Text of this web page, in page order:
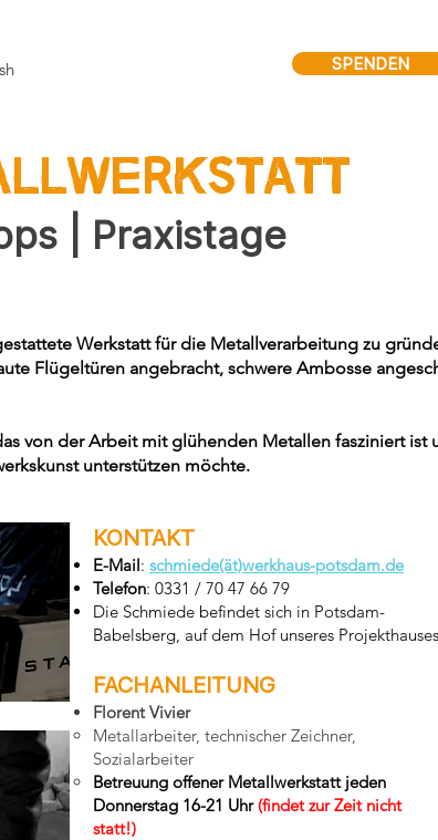
SPENDEN
| Praxistage
Werkstatt für die Metallverarbeitung zu
Flügeltüren angebracht, schwere Ambosse
von der Arbeit mit glühenden Metallen fasziniert ist
unterstützen möchte.
KONTAKT
E-Mail: schmiede(ät)werkhaus-potsdam.de
Telefon: 0331 / 70 47 66 79
Die Schmiede befindet sich in Potsdam-
Babelsberg, auf dem Hof unseres Projekthauses
FACHANLEITUNG
Florent Vivier
Metallarbeiter, technischer Zeichner,
Sozialarbeiter
Betreuung offener Metallwerkstatt jeden
Donnerstag 16-21 Uhr(findet zur Zeit nicht
statt!)